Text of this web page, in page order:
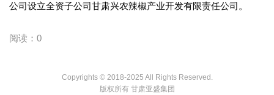
公司设立全资子公司甘肃兴农辣椒产业开发有限责任公司。
阅读：0
Copyrights © 2018-2025 All Rights Reserved.
版权所有 甘肃亚盛集团